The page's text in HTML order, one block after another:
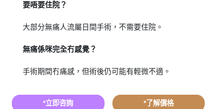
要唔要住院？
大部分無痛人流屬日間手術，不需要住院。
無痛係咪完全冇感覺？
手術期間冇痛感，但術後仍可能有輕微不適。
*立即咨詢 *了解價格